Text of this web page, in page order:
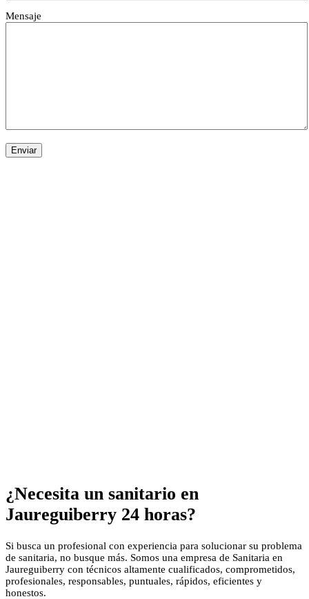
Mensaje
¿Necesita un sanitario en
Jaureguiberry 24 horas?
Si busca un profesional con experiencia para solucionar su problema
de sanitaria, no busque más. Somos una empresa de Sanitaria en
Jaureguiberry con técnicos altamente cualificados, comprometidos,
profesionales, responsables, puntuales, rápidos, eficientes y
honestos.